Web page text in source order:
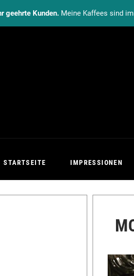
geehrte Kunden.Meine Kaffees sind
STARTSEITE IMPRESSIONEN